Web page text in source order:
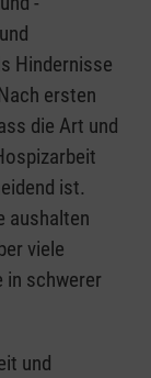
Hindernisse
ersten
die Art und
ist.
aushalten
viele
in schwerer
und